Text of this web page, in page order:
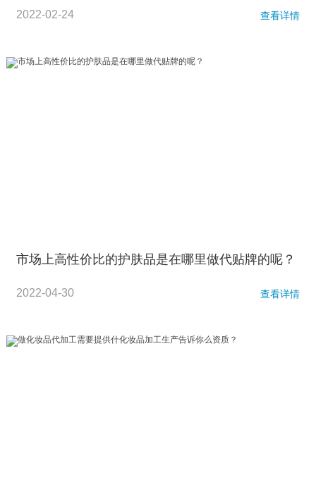
2022-02-24 查看详情
市场上高性价比的护肤品是在哪里做代贴牌的呢？
2022-04-30 查看详情